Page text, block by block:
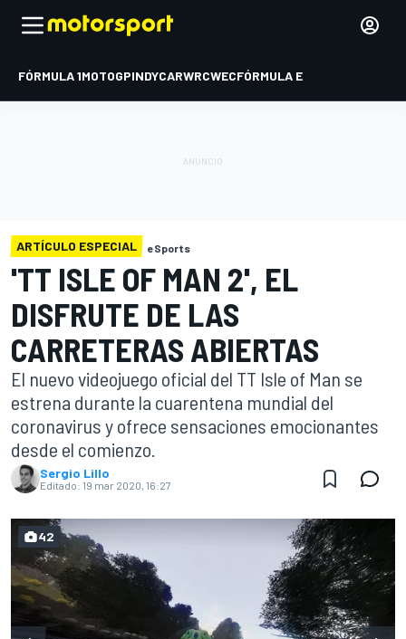
FÓRMULA 1MOTOGPINDYCARWRCWECFÓRMULA E
ARTÍCULO ESPECIAL eSports
'TT ISLE OF MAN 2', EL
DISFRUTE DE LAS
CARRETERAS ABIERTAS
El nuevo videojuego oficial del TT Isle of Man se
estrena durante la cuarentena mundial del
coronavirus y ofrece sensaciones emocionantes
desde el comienzo.
Sergio Lillo
Editado: 19 mar 2020, 16:27
42